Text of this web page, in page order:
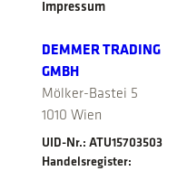
Impressum
DEMMER TRADING
GMBH
Mölker-Bastei 5
1010 Wien
UID-Nr.: ATU15703503
Handelsregister: